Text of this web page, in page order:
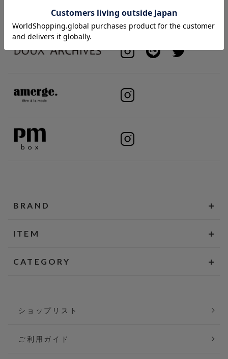
BRAND
ITEM
CATEGORY
ショップリスト
ご利用ガイド